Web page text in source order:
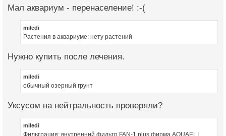
Мал аквариум - перенаселение! :-(
miledi
Растения в аквариуме: нету растений
Нужно купить после лечения.
miledi
обычный озерный грунт
Уксусом на нейтральность проверяли?
miledi
Фильтрация: внутренний фильтр FAN-1 plus фирма AQUAEL l